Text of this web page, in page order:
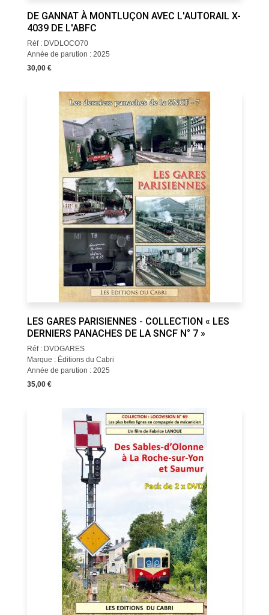
DE GANNAT À MONTLUÇON AVEC L'AUTORAIL X-
4039 DE L'ABFC
Réf : DVDLOCO70
Année de parution : 2025
30,00 €
LES GARES PARISIENNES - COLLECTION « LES
DERNIERS PANACHES DE LA SNCF N° 7 »
Réf : DVDGARES
Marque : Éditions du Cabri
Année de parution : 2025
35,00 €